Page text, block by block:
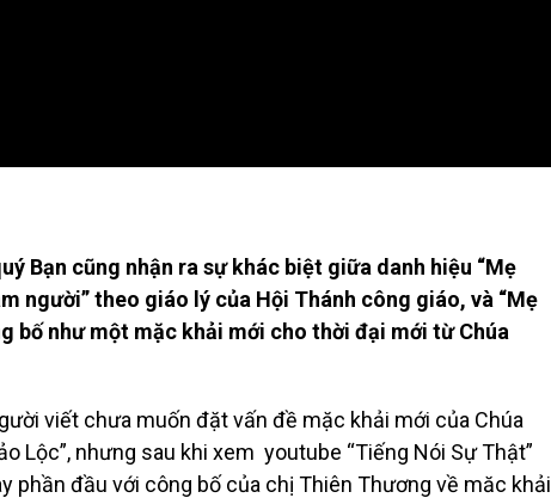
Bạn cũng nhận ra sự khác biệt giữa danh hiệu “Mẹ
người” theo giáo lý của Hội Thánh công giáo, và “Mẹ
bố như một mặc khải mới cho thời đại mới từ Chúa
viết chưa muốn đặt vấn đề mặc khải mới của Chúa
Lộc”, nhưng sau khi xem youtube “Tiếng Nói Sự Thật”
phần đầu với công bố của chị Thiên Thương về măc khải